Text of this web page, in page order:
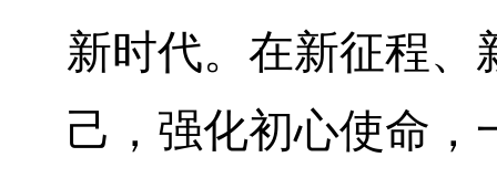
新时代。在新征程、
己，强化初心使命，